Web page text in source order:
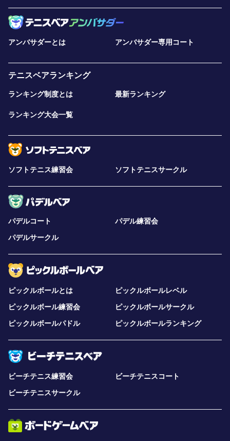
アンバサダーとは アンバサダー専用コート
テニスベアランキング
ランキング制度とは 最新ランキング
ランキング大会一覧
ソフトテニス練習会 ソフトテニスサークル
パデルコート
パデル練習会
パデルサークル
ピックルボールとは
ピックルボールレベル
ピックルボール練習会
ピックルボールサークル
ピックルボールパドル
ピックルボールランキング
ビーチテニス練習会
ビーチテニスコート
ビーチテニスサークル